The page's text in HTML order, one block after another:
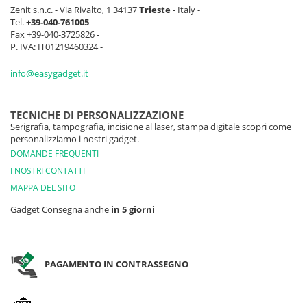
Zenit s.n.c. - Via Rivalto, 1 34137Trieste- Italy -
Tel.+39-040-761005-
Fax +39-040-3725826 -
P. IVA: IT01219460324 -
info@easygadget.it
TECNICHE DI PERSONALIZZAZIONE
Serigrafia, tampografia, incisione al laser, stampa digitale scopri come
personalizziamo i nostri gadget.
DOMANDE FREQUENTI
I NOSTRI CONTATTI
MAPPA DEL SITO
Gadget Consegna anche in 5 giorni
PAGAMENTO IN CONTRASSEGNO